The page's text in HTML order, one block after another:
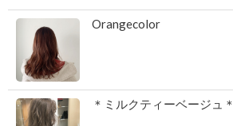
Orangecolor
＊ミルクティーベージュ＊